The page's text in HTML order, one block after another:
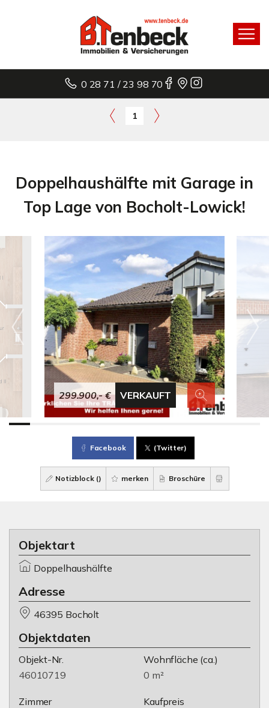
0 28 71 / 23 98 70
1
Doppelhaushälfte mit Garage in
Top Lage von Bocholt-Lowick!
299.900,- € VERKAUFT
Facebook (Twitter)
Notizblock () merken Broschüre
Objektart
Doppelhaushälfte
Adresse
46395 Bocholt
Objektdaten
Objekt-Nr.
46010719
Wohnfläche (ca.)
0 m²
Zimmer
Kaufpreis